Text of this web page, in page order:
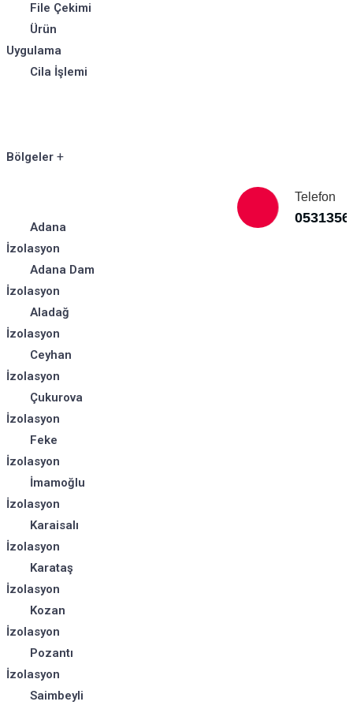
File Çekimi
Ürün
Uygulama
Cila İşlemi
Bölgeler
Adana
İzolasyon
Adana Dam
İzolasyon
Aladağ
İzolasyon
Ceyhan
İzolasyon
Çukurova
İzolasyon
Feke
İzolasyon
İmamoğlu
İzolasyon
Karaisalı
İzolasyon
Karataş
İzolasyon
Kozan
İzolasyon
Pozantı
İzolasyon
Saimbeyli
Telefon